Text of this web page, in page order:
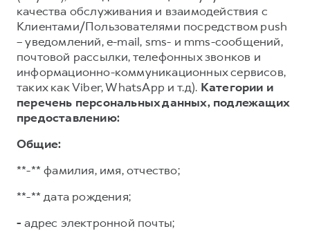
качества обслуживания и взаимодействия с
Клиентами/Пользователями посредством push
– уведомлений, e-mail, sms- и mms-сообщений,
почтовой рассылки, телефонных звонков и
информационно-коммуникационных сервисов,
таких как Viber, WhatsApp и т.д). Категории и
перечень персональных данных, подлежащих
предоставлению:
Общие:
**-** фамилия, имя, отчество;
**-** дата рождения;
- адрес электронной почты;